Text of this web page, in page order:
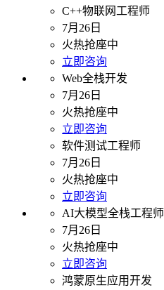
C++物联网工程师
7月26日
火热抢座中
立即咨询
Web全栈开发
7月26日
火热抢座中
立即咨询
软件测试工程师
7月26日
火热抢座中
立即咨询
AI大模型全栈工程师
7月26日
火热抢座中
立即咨询
鸿蒙原生应用开发